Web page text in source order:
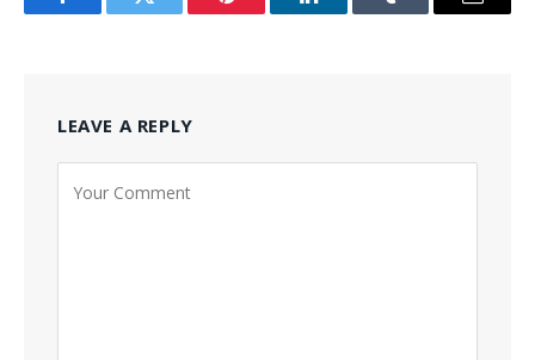
FacebookTwitter Pinterest LinkedInTumblr Email
LEAVE A REPLY